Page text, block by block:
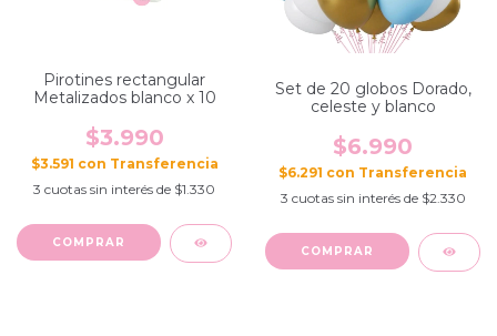
Pirotines rectangular
Metalizados blanco x 10
$3.990
$3.591 con
3 cuotas sin interés de $1.330
Set de 20 globos Dorado,
celeste y blanco
$6.990
$6.291 con
3 cuotas sin interés de $2.330